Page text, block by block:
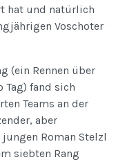
hat und natürlich
Voschoter
(ein Rennen über
Tag) fand sich
Teams an der
aber
Roman Stelzl
siebten Rang